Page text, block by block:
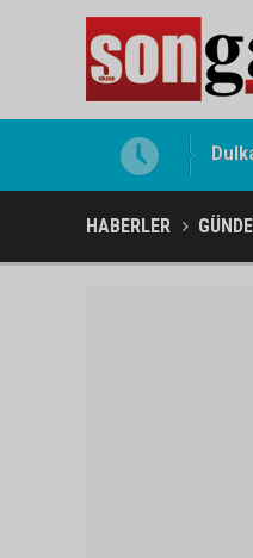
HABERLER